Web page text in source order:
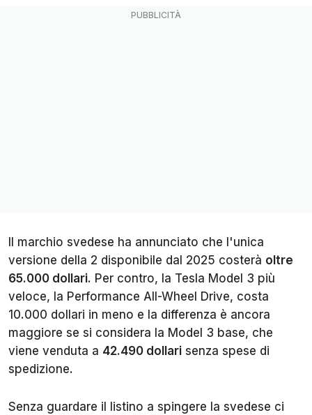
Il marchio svedese ha annunciato che l'unica
versione della 2 disponibile dal 2025 costerà oltre
65.000 dollari. Per contro, la Tesla Model 3 più
veloce, la Performance All-Wheel Drive, costa
10.000 dollari in meno e la differenza è ancora
maggiore se si considera la Model 3 base, che
viene venduta a 42.490 dollari senza spese di
spedizione.
Senza guardare il listino a spingere la svedese ci